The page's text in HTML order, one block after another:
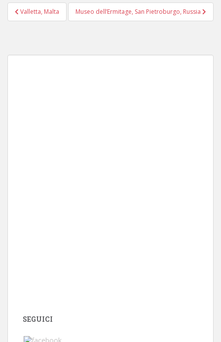
Navigazione
articoli
Valletta, Malta Museo dell’Ermitage, San Pietroburgo, Russia
SEGUICI